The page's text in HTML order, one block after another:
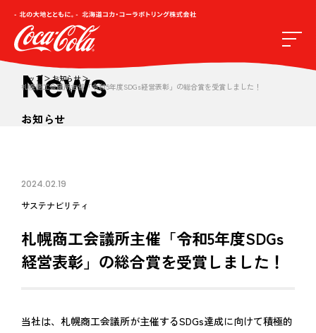
トップ
お知らせ
札幌商工会議所主催「令和5年度SDGs経営表彰」の総合賞を受賞しました！
News
お知らせ
2024.02.19
サステナビリティ
札幌商工会議所主催「令和5年度SDGs
経営表彰」の総合賞を受賞しました！
当社は、札幌商工会議所が主催するSDGs達成に向けて積極的